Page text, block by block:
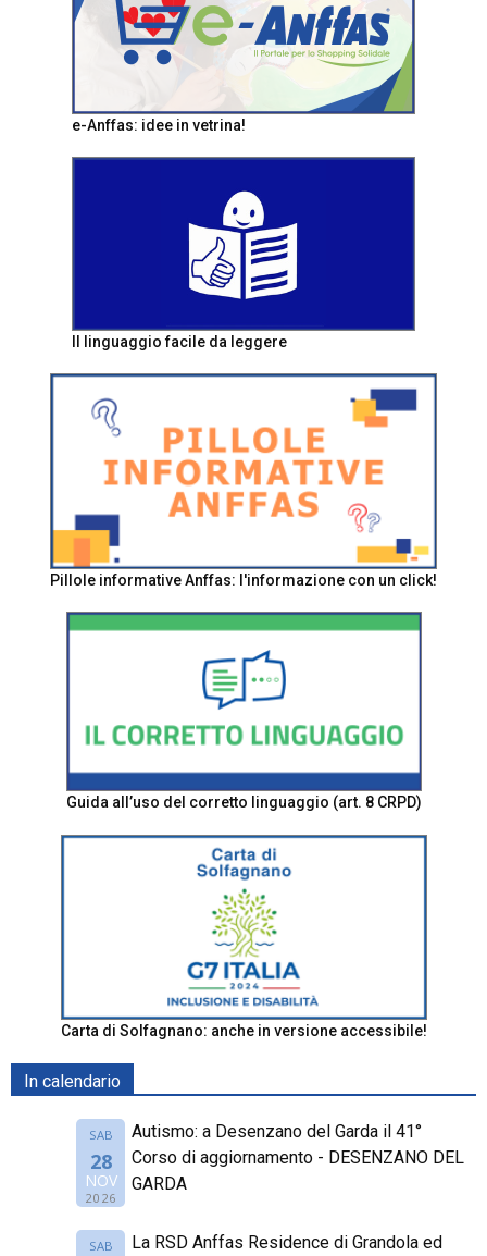
e-Anffas: idee in vetrina!
Il linguaggio facile da leggere
Pillole informative Anffas: l'informazione con un click!
Guida all’uso del corretto linguaggio (art. 8 CRPD)
Carta di Solfagnano: anche in versione accessibile!
In calendario
SAB
28
NOV
2026
Autismo: a Desenzano del Garda il 41°
Corso di aggiornamento - DESENZANO DEL
GARDA
SAB
La RSD Anffas Residence di Grandola ed